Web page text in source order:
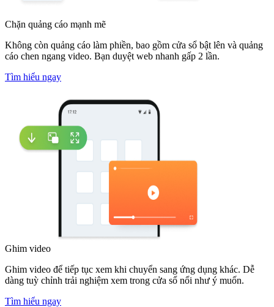
Chặn quảng cáo mạnh mẽ
Không còn quảng cáo làm phiền, bao gồm cửa sổ bật lên và quảng
cáo chen ngang video. Bạn duyệt web nhanh gấp 2 lần.
Tìm hiểu ngay
Ghim video
Ghim video để tiếp tục xem khi chuyển sang ứng dụng khác. Dễ
dàng tuỳ chỉnh trải nghiệm xem trong cửa sổ nổi như ý muốn.
Tìm hiểu ngay